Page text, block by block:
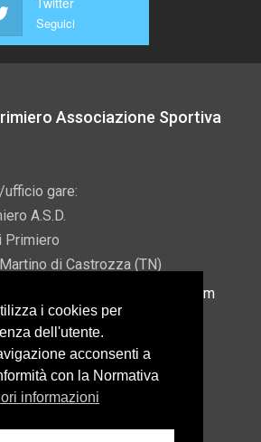
Seguici
Associazione Sportiva
gare:
A.S.D.
Primiero
di Castrozza (TN)
info@usprimiero.com
Pubblica Amministrazione
i cookies per
dell'utente.
acconsenti a
con la Normativa
informazioni